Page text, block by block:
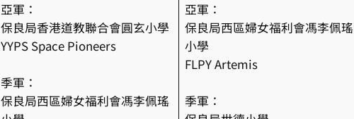
亞軍：
保良局香港道教聯合會圓玄小學
YYPS Space Pioneers
季軍：
保良局西區婦女福利會馮李佩瑤
亞軍：
保良局西區婦女福利會馮李佩瑤
小學
FLPY Artemis
季軍：